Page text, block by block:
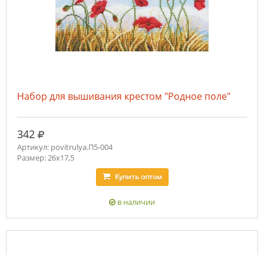
Набор для вышивания крестом "Родное поле"
342 руб.
Артикул: povitrulya.П5-004
Размер: 26х17,5
Купитьоптом
в наличии